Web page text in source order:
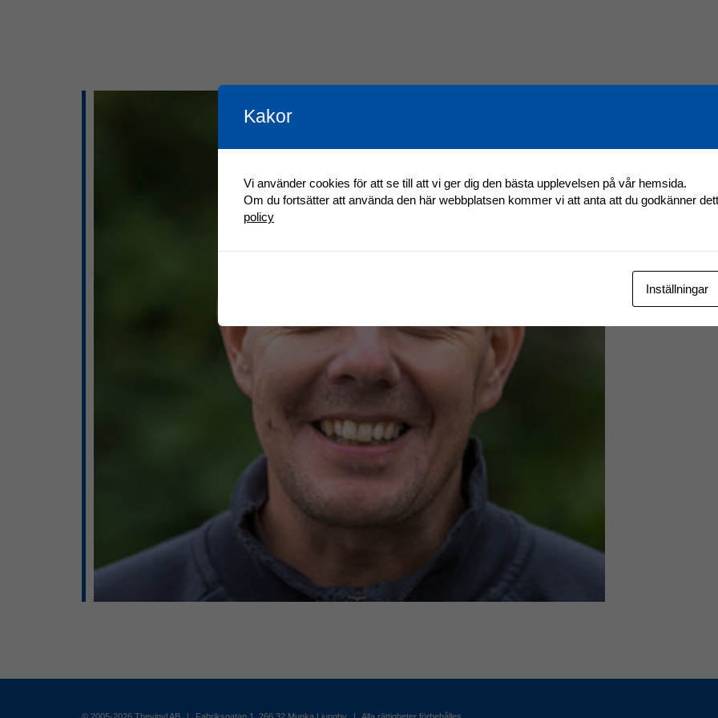
© 2005-2026 Thevinyl AB | Fabriksgatan 1, 266 32 Munka Ljungby | Alla rättigheter förbehålles
Kakor
Vi använder cookies för att se till att vi ger dig den bästa upplevelsen på vår hemsida.
Om du fortsätter att använda den här webbplatsen kommer vi att anta att du godkänner
policy
Inställningar